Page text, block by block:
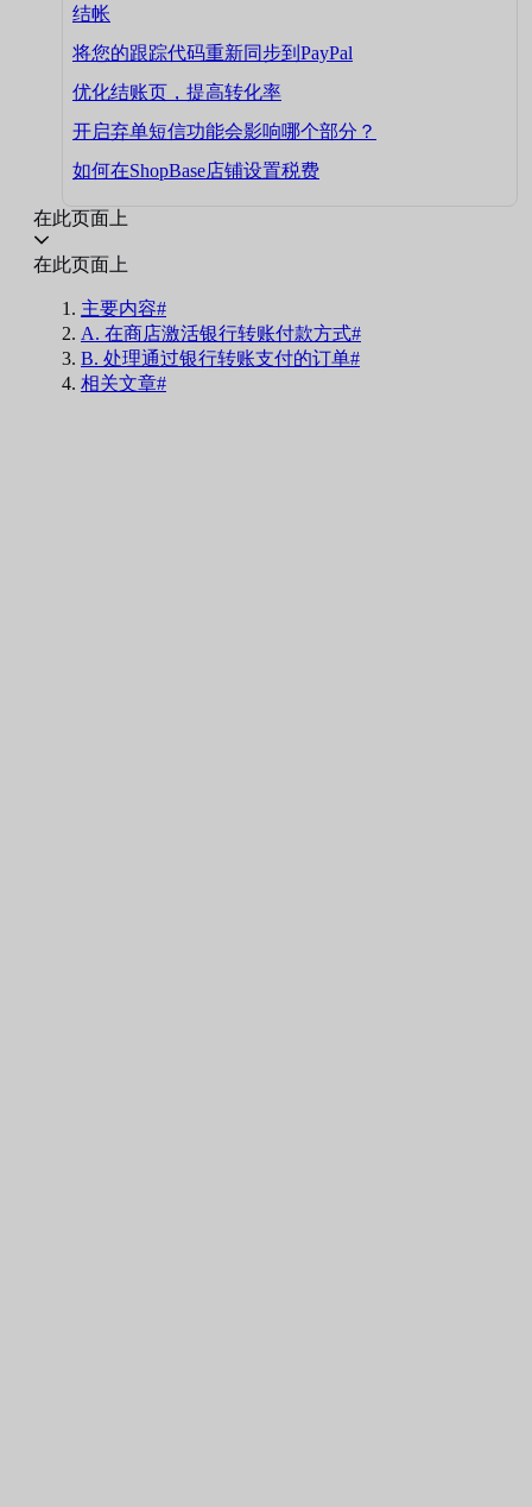
结帐
将您的跟踪代码重新同步到PayPal
优化结账页，提高转化率
开启弃单短信功能会影响哪个部分？
如何在ShopBase店铺设置税费
在此页面上
在此页面上
主要内容#
A. 在商店激活银行转账付款方式#
B. 处理通过银行转账支付的订单#
相关文章#